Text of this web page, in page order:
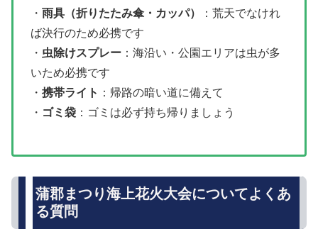
・ 雨具（折りたたみ傘・カッパ）
：荒天でなけれ
ば決行のため必携です
・ 虫除けスプレー ：海沿い・公園エリアは虫が多
いため必携です
・ 携帯ライト ：帰路の暗い道に備えて
・ ゴミ袋 ：ゴミは必ず持ち帰りましょう
蒲郡まつり海上花火大会についてよくあ
る質問